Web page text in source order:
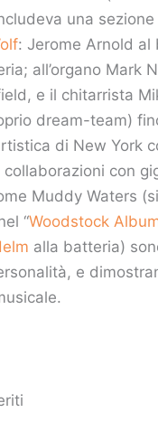
una
: Jerome Arnold al
all’organo Mark
e il chitarrista
dream-team)
di New York
collaborazioni con
Muddy Waters
“Woodstock
alla batteria)
e